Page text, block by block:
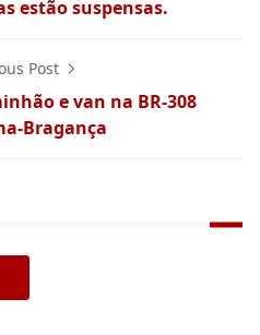
estão suspensas.
Post
e van na BR-308
Bragança